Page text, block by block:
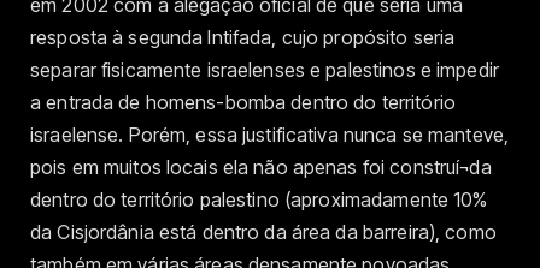
resposta à segunda Intifada, cujo propósito seria
separar fisicamente israelenses e palestinos e impedir
a entrada de homens-bomba dentro do território
israelense. Porém, essa justificativa nunca se manteve,
pois em muitos locais ela não apenas foi construí¬da
dentro do território palestino (aproximadamente 10%
da Cisjordânia está dentro da área da barreira), como